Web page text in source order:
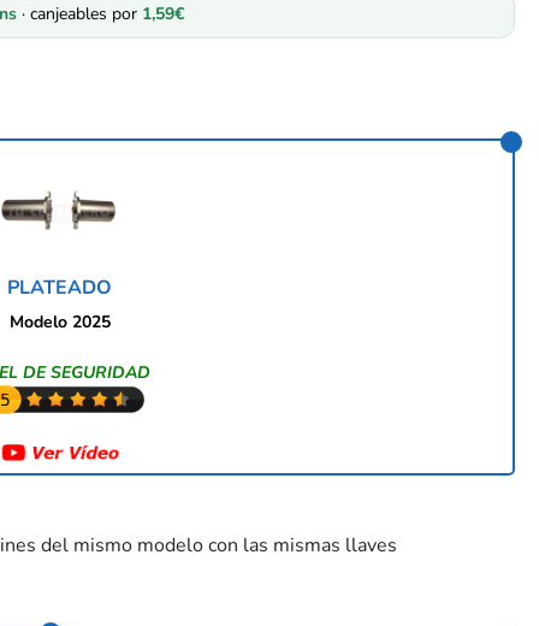
· canjeables por 1,59€
PLATEADO
Modelo 2025
DE SEGURIDAD
del mismo modelo con las mismas llaves